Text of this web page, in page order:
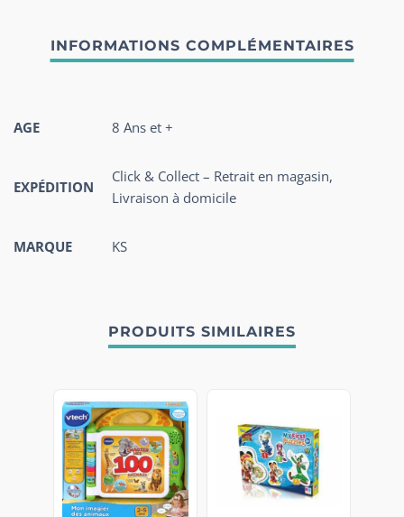
AGE 8 Ans et +
EXPÉDITION
Click & Collect – Retrait en magasin,
Livraison à domicile
MARQUE KS
PRODUITS SIMILAIRES